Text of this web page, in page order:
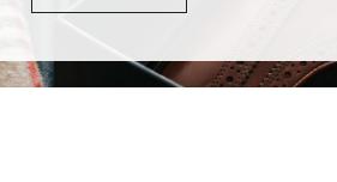
сапоги и полусапожки: с
и как выбрать